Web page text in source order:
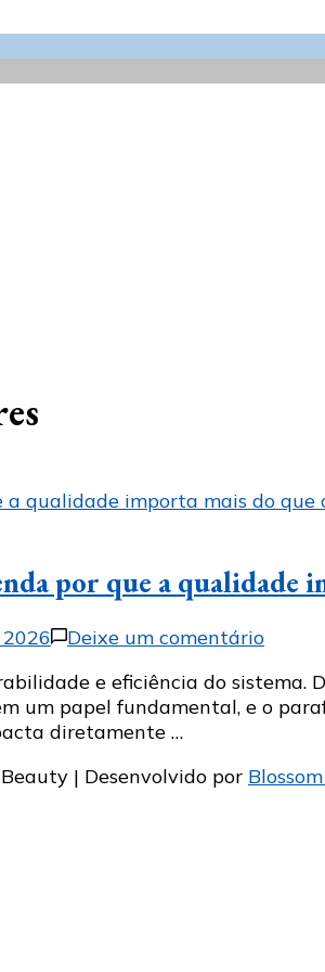
por que a qualidade
Deixe um comentárioem
para
e eficiência do sistema.
um papel fundamental, e o
diretamente …
| Desenvolvido por